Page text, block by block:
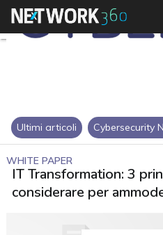
Ultimi articoli Cybersecurity
WHITE PAPER
IT Transformation: 3
considerare per